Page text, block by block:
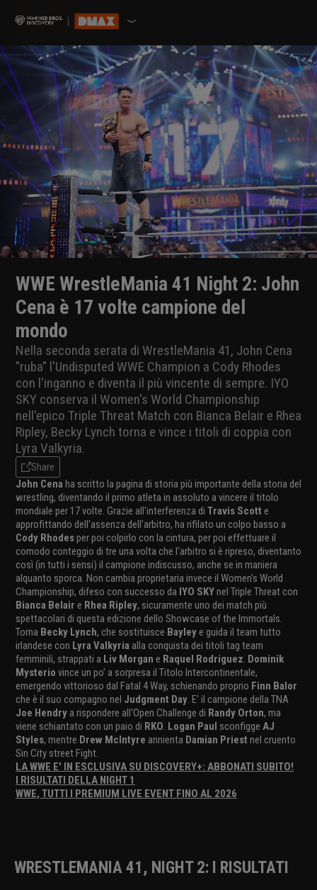
WWE WrestleMania 41 Night 2: John
Cena è 17 volte campione del
mondo
Nella seconda serata di WrestleMania 41, John Cena
"ruba" l'Undisputed WWE Champion a Cody Rhodes
con l'inganno e diventa il più vincente di sempre. IYO
SKY conserva il Women's World Championship
nell'epico Triple Threat Match con Bianca Belair e Rhea
Ripley, Becky Lynch torna e vince i titoli di coppia con
Lyra Valkyria.
Share
John Cena ha scritto la pagina di storia più importante della storia del
wrestling, diventando il primo atleta in assoluto a vincere il titolo
mondiale per 17 volte. Grazie all'interferenza di Travis Scott e
approfittando dell'assenza dell'arbitro, ha rifilato un colpo basso a
Cody Rhodesper poi colpirlo con la cintura, per poi effettuare il
comodo conteggio di tre una volta che l'arbitro si è ripreso, diventanto
così (in tutti i sensi) il campione indiscusso, anche se in maniera
alquanto sporca. Non cambia proprietaria invece il Women's World
Championship, difeso con successo da IYO SKYnel Triple Threat con
Bianca Belair e Rhea Ripley, sicuramente uno dei match più
spettacolari di questa edizione dello Showcase of the Immortals.
Torna Becky Lynch, che sostituisce Bayleye guida il team tutto
irlandese con Lyra Valkyria alla conquista dei titoli tag team
femminili, strappati a Liv Morgan e Raquel Rodriguez Dominik
Mysterio vince un po' a sorpresa il Titolo Intercontinentale,
emergendo vittorioso dal Fatal 4 Way, schienando proprio Finn Balor
che è il suo compagno nel Judgment Day . E' il campione della TNA
Joe Hendry a rispondere all'Open Challenge di Randy Orton, ma
viene schiantato con un paio di RKO Logan Paul sconfigge AJ
Styles, mentre Drew McIntyre annienta Damian Priest nel cruento
Sin City street Fight.
LA WWE E' IN ESCLUSIVA SU DISCOVERY+: ABBONATI SUBITO!
I RISULTATI DELLA NIGHT 1
WWE, TUTTI I PREMIUM LIVE EVENT FINO AL 2026
WRESTLEMANIA 41, NIGHT 2: I RISULTATI